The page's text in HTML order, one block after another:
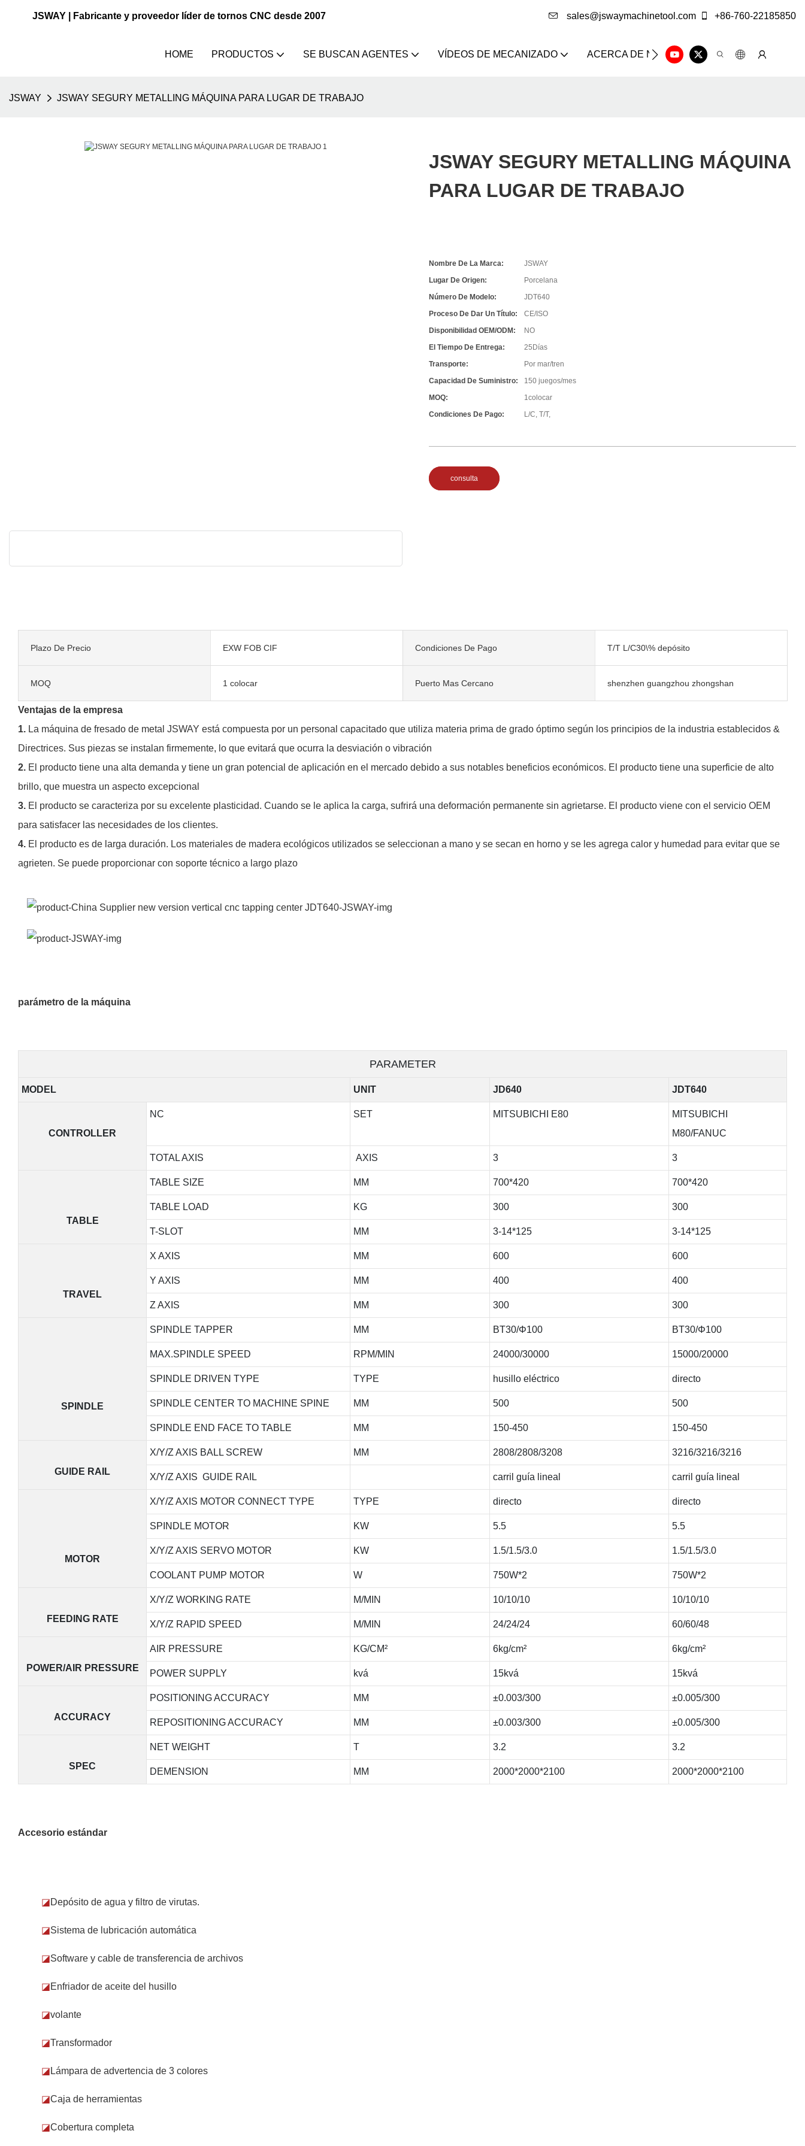
JSWAY | Fabricante y proveedor líder de tornos CNC desde 2007 sales@jswaymachinetool.com +86-760-22185850
HOME PRODUCTOS SE BUSCAN AGENTES VÍDEOS DE MECANIZADO ACERCA DE NOSOTROS SOLUCIÓN
JSWAY JSWAY SEGURY METALLING MÁQUINA PARA LUGAR DE TRABAJO
JSWAY SEGURY METALLING MÁQUINA
PARA LUGAR DE TRABAJO
Nombre De La Marca:
JSWAY
Lugar De Origen:
Porcelana
Número De Modelo:
JDT640
Proceso De Dar Un Título:
CE/ISO
Disponibilidad OEM/ODM:
NO
El Tiempo De Entrega:
25Días
Transporte:
Por mar/tren
Capacidad De Suministro:
150 juegos/mes
MOQ:
1colocar
Condiciones De Pago:
L/C, T/T,
consulta
Plazo De Precio EXW FOB CIF Condiciones De Pago T/T L/C30\% depósito
MOQ 1 colocar Puerto Mas Cercano shenzhen guangzhou zhongshan
Ventajas de la empresa
1. La máquina de fresado de metal JSWAY está compuesta por un personal capacitado que utiliza materia prima de grado óptimo según los principios de la industria establecidos &
Directrices. Sus piezas se instalan firmemente, lo que evitará que ocurra la desviación o vibración
2. El producto tiene una alta demanda y tiene un gran potencial de aplicación en el mercado debido a sus notables beneficios económicos. El producto tiene una superficie de alto
brillo, que muestra un aspecto excepcional
3. El producto se caracteriza por su excelente plasticidad. Cuando se le aplica la carga, sufrirá una deformación permanente sin agrietarse. El producto viene con el servicio OEM
para satisfacer las necesidades de los clientes.
4. El producto es de larga duración. Los materiales de madera ecológicos utilizados se seleccionan a mano y se secan en horno y se les agrega calor y humedad para evitar que se
agrieten. Se puede proporcionar con soporte técnico a largo plazo
parámetro de la máquina
PARAMETER
MODEL UNIT JD640 JDT640
CONTROLLER
NC SET MITSUBICHI E80
MITSUBICHI
M80/FANUC
TOTAL AXIS AXIS 3 3
TABLE
TABLE SIZE MM 700*420 700*420
TABLE LOAD KG 300 300
T-SLOT MM 3-14*125 3-14*125
TRAVEL
X AXIS MM 600 600
Y AXIS MM 400 400
Z AXIS MM 300 300
SPINDLE
SPINDLE TAPPER MM BT30/Φ100 BT30/Φ100
MAX.SPINDLE SPEED RPM/MIN 24000/30000 15000/20000
SPINDLE DRIVEN TYPE TYPE husillo eléctrico directo
SPINDLE CENTER TO MACHINE SPINE MM 500 500
SPINDLE END FACE TO TABLE MM 150-450 150-450
GUIDE RAIL
X/Y/Z AXIS BALL SCREW MM 2808/2808/3208 3216/3216/3216
X/Y/Z AXIS GUIDE RAIL carril guía lineal carril guía lineal
MOTOR
X/Y/Z AXIS MOTOR CONNECT TYPE TYPE directo directo
SPINDLE MOTOR KW 5.5 5.5
X/Y/Z AXIS SERVO MOTOR KW 1.5/1.5/3.0 1.5/1.5/3.0
COOLANT PUMP MOTOR W 750W*2 750W*2
FEEDING RATE
X/Y/Z WORKING RATE M/MIN 10/10/10 10/10/10
X/Y/Z RAPID SPEED M/MIN 24/24/24 60/60/48
POWER/AIR PRESSURE
AIR PRESSURE KG/CM² 6kg/cm² 6kg/cm²
POWER SUPPLY kvá 15kvá 15kvá
ACCURACY
POSITIONING ACCURACY MM ±0.003/300 ±0.005/300
REPOSITIONING ACCURACY MM ±0.003/300 ±0.005/300
SPEC
NET WEIGHT T 3.2 3.2
DEMENSION MM 2000*2000*2100 2000*2000*2100
Accesorio estándar
◪Depósito de agua y filtro de virutas.
◪Sistema de lubricación automática
◪Software y cable de transferencia de archivos
◪Enfriador de aceite del husillo
◪volante
◪Transformador
◪ Lámpara de advertencia de 3 colores
◪Caja de herramientas
◪Cobertura completa